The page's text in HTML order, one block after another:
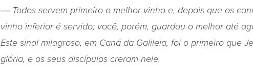
― Todos servem primeiro o melhor vinho e, depois que os
vinho inferior é servido; você, porém, guardou o melhor até
Este sinal milagroso, em Caná da Galileia, foi o primeiro que
glória, e os seus discípulos creram nele.